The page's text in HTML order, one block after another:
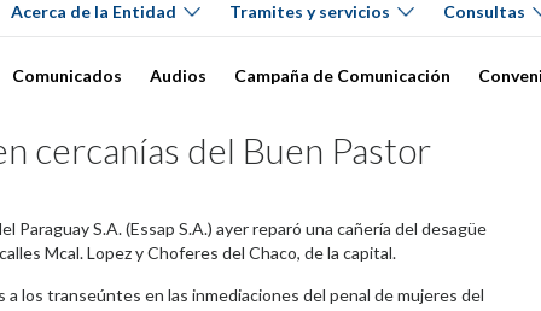
Acerca de la Entidad Tramites y servicios Consultas
Comunicados Audios Campaña de Comunicación
cercanías del Buen Pastor
Paraguay S.A. (Essap S.A.) ayer reparó una cañería del desagüe
Mcal. Lopez y Choferes del Chaco, de la capital.
los transeúntes en las inmediaciones del penal de mujeres del